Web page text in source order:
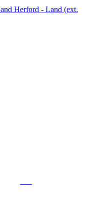
Herford - Land (ext.